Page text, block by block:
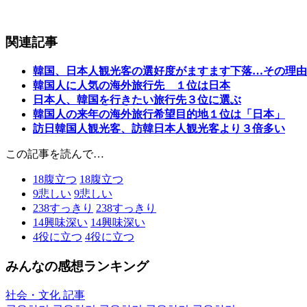
関連記事
韓国、日本人観光客の選好度がますます下落…その理
韓国人に人気の海外旅行先 １位は日本
日本人、韓国を行きたい旅行先３位に選ぶ
韓国人の来年の海外旅行希望目的地１位は「日本」
訪日韓国人観光客、訪韓日本人観光客より３倍多い
この記事を読んで…
18腹立つ 18腹立つ
9悲しい 9悲しい
238すっきり 238すっきり
14興味深い 14興味深い
4役に立つ 4役に立つ
みんなの感想ランキング
社会・文化 記事